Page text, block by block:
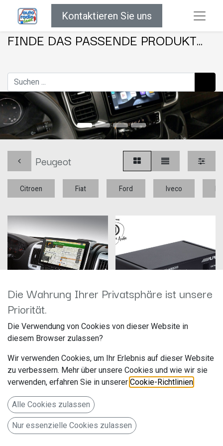
Kontaktieren Sie uns
FINDE DAS PASSENDE PRODUKT...
Peugeot
Citroen Fiat Ford Iveco
Alpine INE-F904DU
Hersteller: Alpine
Artikelnummer: INE-F904DU
Ohmstr. 4
85716 Unterschleißheim
Deutschland www.alpine.de
Das Upgrade für Ihren Fiat
Ducato 3, Citroën Jumper 2 und
Peugeot Boxer
1.269,00
Alpine SWA-150KIT
Ohmstr. 4
85716 Unterschleißheim
Deutschland www.alpine.de
139,00
Die Wahrung Ihrer Privatsphäre ist unsere
Priorität.
Die Verwendung von Cookies von dieser Website in
diesem Browser zulassen?
Wir verwenden Cookies, um Ihr Erlebnis auf dieser Website
zu verbessern. Mehr über unsere Cookies und wie wir sie
verwenden, erfahren Sie in unserer Cookie-Richtlinien
Alle Cookies zulassen
Nur essenzielle Cookies zulassen